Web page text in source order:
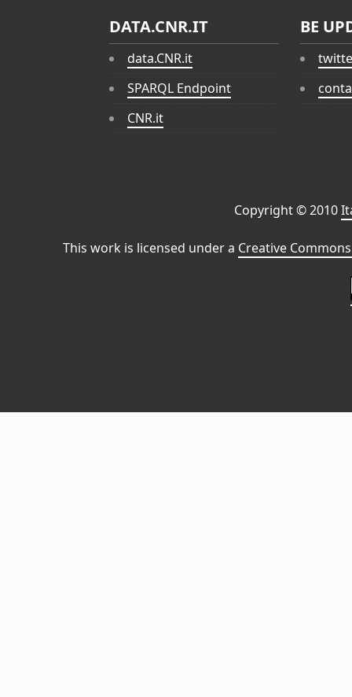
DATA.CNR.IT
data.CNR.it
SPARQL Endpoint
CNR.it
BE
Copyright © 2010
This work is licensed under a Creative